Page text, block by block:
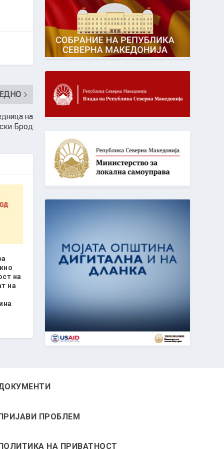
на
Брод
на
на
ПРОБЛЕМ
НА ПРИВАТНОСТ